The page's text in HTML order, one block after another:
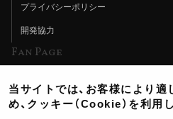
プライバシーポリシー
開発協力
Fan Page
ヨシムラTV
当サイトでは、お客様により
め、クッキー（Cookie）を利用